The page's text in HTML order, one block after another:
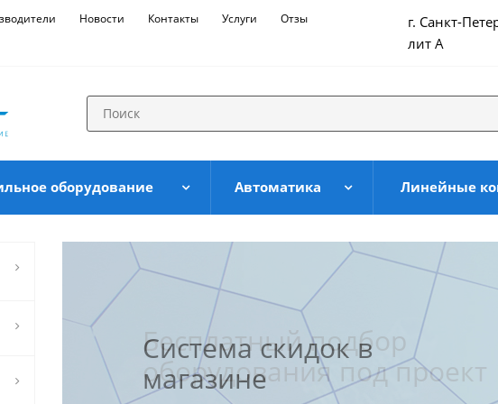
Новости Контакты Услуги Отзывы
г. Санкт-
лит А
оборудование Автоматика Линейные
Бесплатный подбор
оборудования под проект
Система скидок в
магазине